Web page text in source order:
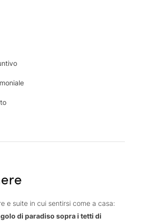
e suite in cui sentirsi come a casa:
di paradiso sopra i tetti di